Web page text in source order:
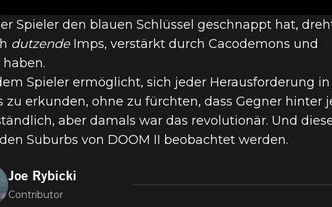
Spieler den blauen Schlüssel geschnappt hat,
dutzendeImps, verstärkt durch Cacodemons und
Spieler ermöglicht, sich jeder Herausforderung in
erkunden, ohne zu fürchten, dass Gegner hinter
aber damals war das revolutionär. Und
Suburbs von DOOM II beobachtet werden.
Joe Rybicki
Contributor